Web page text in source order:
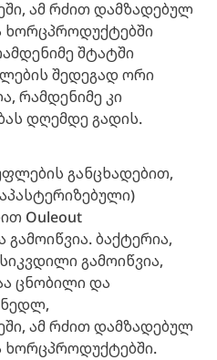
ამ რძით დამზადებულ
ხორცპროდუქტებში
შტატში
შედეგად ორი
რამდენიმე კი
დღემდე გადის.
განცხადებით,
Ouleout
ბაქტერია,
გამოიწვია,
ცნობილი და
ნედლ,
ამ რძით დამზადებულ
ხორცპროდუქტებში.